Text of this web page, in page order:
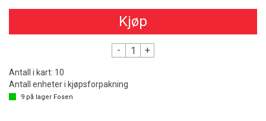
Kjøp
- +
Antall i kart: 10
Antall enheter i kjøpsforpakning
9 på lager Fosen